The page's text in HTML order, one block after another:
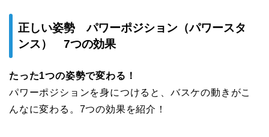
正しい姿勢 パワーポジション（パワースタ
ンス） 7つの効果
たった1つの姿勢で変わる！
パワーポジションを身につけると、バスケの動きがこ
んなに変わる。7つの効果を紹介！